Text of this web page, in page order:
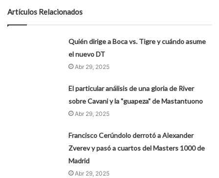
Artículos Relacionados
Quién dirige a Boca vs. Tigre y cuándo asume
el nuevo DT
Abr 29, 2025
El particular análisis de una gloria de River
sobre Cavani y la "guapeza" de Mastantuono
Abr 29, 2025
Francisco Cerúndolo derrotó a Alexander
Zverev y pasó a cuartos del Masters 1000 de
Madrid
Abr 29, 2025